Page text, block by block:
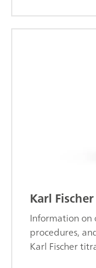
Karl
Information
procedures,
Karl Fischer